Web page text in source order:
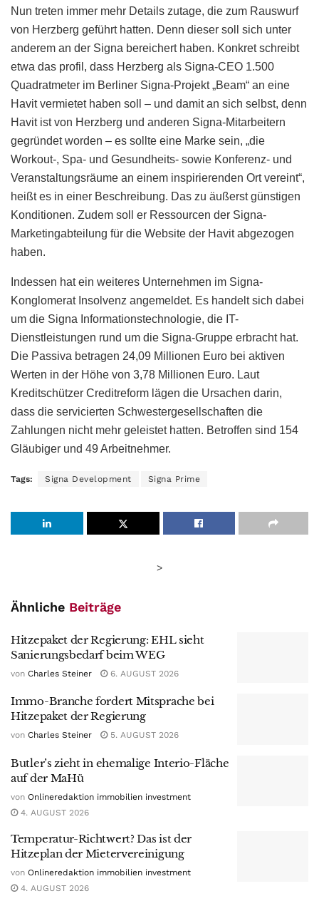
Nun treten immer mehr Details zutage, die zum Rauswurf
von Herzberg geführt hatten. Denn dieser soll sich unter
anderem an der Signa bereichert haben. Konkret schreibt
etwa das profil, dass Herzberg als Signa-CEO 1.500
Quadratmeter im Berliner Signa-Projekt „Beam“ an eine
Havit vermietet haben soll – und damit an sich selbst, denn
Havit ist von Herzberg und anderen Signa-Mitarbeitern
gegründet worden – es sollte eine Marke sein, „die
Workout-, Spa- und Gesundheits- sowie Konferenz- und
Veranstaltungsräume an einem inspirierenden Ort vereint“,
heißt es in einer Beschreibung. Das zu äußerst günstigen
Konditionen. Zudem soll er Ressourcen der Signa-
Marketingabteilung für die Website der Havit abgezogen
haben.
Indessen hat ein weiteres Unternehmen im Signa-
Konglomerat Insolvenz angemeldet. Es handelt sich dabei
um die Signa Informationstechnologie, die IT-
Dienstleistungen rund um die Signa-Gruppe erbracht hat.
Die Passiva betragen 24,09 Millionen Euro bei aktiven
Werten in der Höhe von 3,78 Millionen Euro. Laut
Kreditschützer Creditreform lägen die Ursachen darin,
dass die servicierten Schwestergesellschaften die
Zahlungen nicht mehr geleistet hatten. Betroffen sind 154
Gläubiger und 49 Arbeitnehmer.
Tags: Signa Development Signa Prime
>
Ähnliche Beiträge
Hitzepaket der Regierung: EHL sieht
Sanierungsbedarf beim WEG
von Charles Steiner 6. AUGUST 2026
Immo-Branche fordert Mitsprache bei
Hitzepaket der Regierung
von Charles Steiner 5. AUGUST 2026
Butler’s zieht in ehemalige Interio-Fläche
auf der MaHü
von Onlineredaktion immobilien investment
4. AUGUST 2026
Temperatur-Richtwert? Das ist der
Hitzeplan der Mietervereinigung
von Onlineredaktion immobilien investment
4. AUGUST 2026